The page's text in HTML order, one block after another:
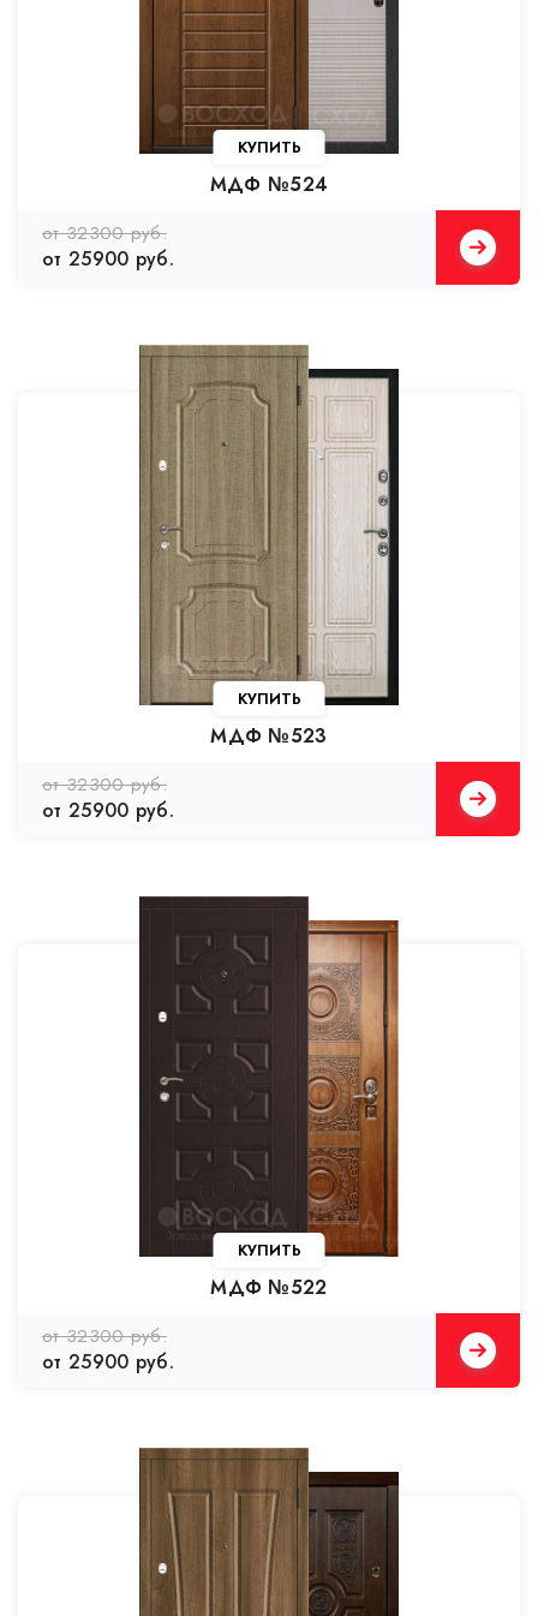
КУПИТЬ
МДФ №524
от 32300 руб.
от 25900 руб.
КУПИТЬ
МДФ №523
от 32300 руб.
от 25900 руб.
КУПИТЬ
МДФ №522
от 32300 руб.
от 25900 руб.